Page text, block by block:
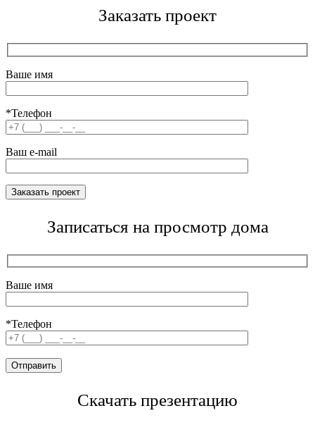
Заказать проект
Ваше имя
*Телефон
Ваш e-mail
Записаться на просмотр дома
Ваше имя
*Телефон
Скачать презентацию